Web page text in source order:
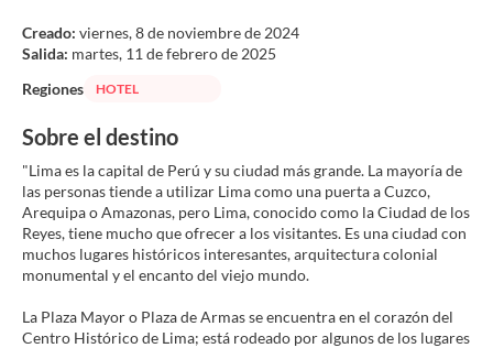
Creado: viernes, 8 de noviembre de 2024
Salida: martes, 11 de febrero de 2025
Regiones
HOTEL
Sobre el destino
"Lima es la capital de Perú y su ciudad más grande. La mayoría de
las personas tiende a utilizar Lima como una puerta a Cuzco,
Arequipa o Amazonas, pero Lima, conocido como la Ciudad de los
Reyes, tiene mucho que ofrecer a los visitantes. Es una ciudad con
muchos lugares históricos interesantes, arquitectura colonial
monumental y el encanto del viejo mundo.
La Plaza Mayor o Plaza de Armas se encuentra en el corazón del
Centro Histórico de Lima; está rodeado por algunos de los lugares